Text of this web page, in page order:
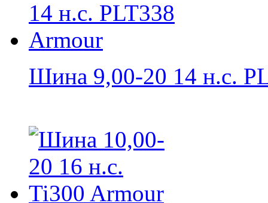
Шина 9,00-20 14 н.с.